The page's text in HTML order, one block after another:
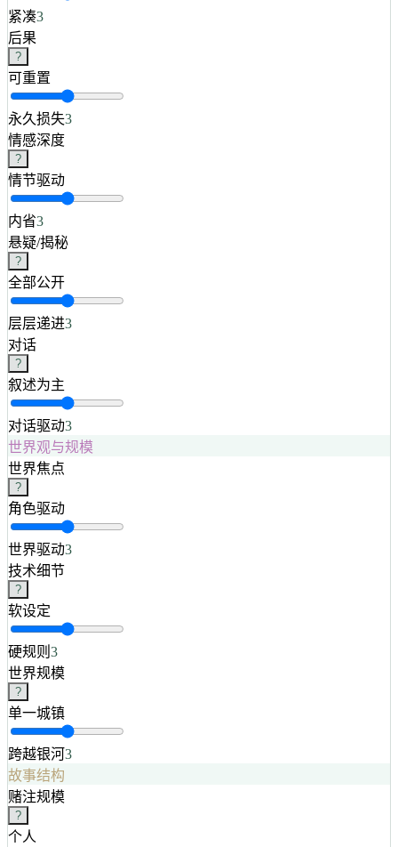
紧凑3
后果
?
可重置
永久损失3
情感深度
?
情节驱动
内省3
悬疑/揭秘
?
全部公开
层层递进3
对话
?
叙述为主
对话驱动3
世界观与规模
世界焦点
?
角色驱动
世界驱动3
技术细节
?
软设定
硬规则 3
世界规模
?
单一城镇
跨越银河3
故事结构
赌注规模
?
个人